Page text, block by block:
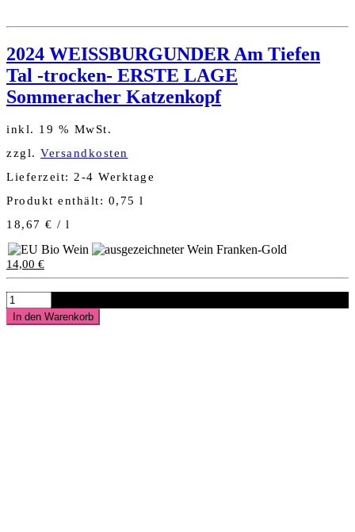
2024 WEISSBURGUNDER Am Tiefen
Tal -trocken- ERSTE LAGE
Sommeracher Katzenkopf
inkl. 19 % MwSt.
zzgl. Versandkosten
Lieferzeit: 2-4 Werktage
Produkt enthält: 0,75 l
18,67 € / l
14,00 €
2024
WEISSBURGUNDER
Am
In den Warenkorb